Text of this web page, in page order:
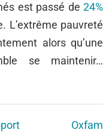
est passé de 24%
L’extrême pauvreté
alors qu’une
se maintenir…
Oxfam